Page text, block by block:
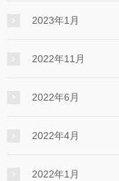
2023年1月
2022年11月
2022年6月
2022年4月
2022年1月